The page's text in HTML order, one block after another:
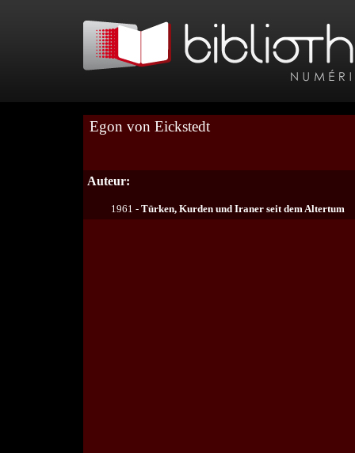
Egon von Eickstedt
Auteur:
1961 - Türken, Kurden und Iraner seit dem Altertum